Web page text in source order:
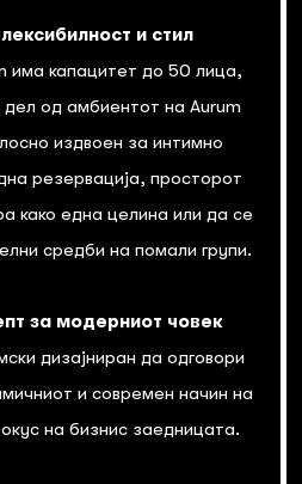
и стил
има капацитет до 50 лица,
од амбиентот на Aurum
издвоен за интимно
резервација, просторот
како една целина или да се
средби на помали групи.
за модерниот човек
дизајниран да одговори
и современ начин на
на бизнис заедницата.